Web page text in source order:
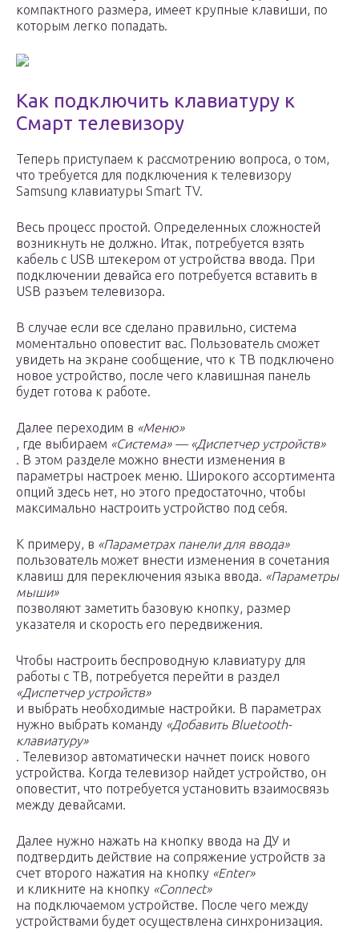
компактного размера, имеет крупные клавиши, по
которым легко попадать.
Как подключить клавиатуру к
Смарт телевизору
Теперь приступаем к рассмотрению вопроса, о том,
что требуется для подключения к телевизору
Samsung клавиатуры Smart TV.
Весь процесс простой. Определенных сложностей
возникнуть не должно. Итак, потребуется взять
кабель с USB штекером от устройства ввода. При
подключении девайса его потребуется вставить в
USB разъем телевизора.
В случае если все сделано правильно, система
моментально оповестит вас. Пользователь сможет
увидеть на экране сообщение, что к ТВ подключено
новое устройство, после чего клавишная панель
будет готова к работе.
Далее переходим в «Меню»
, где выбираем «Система» — «Диспетчер устройств»
. В этом разделе можно внести изменения в
параметры настроек меню. Широкого ассортимента
опций здесь нет, но этого предостаточно, чтобы
максимально настроить устройство под себя.
К примеру, в «Параметрах панели для ввода»
пользователь может внести изменения в сочетания
клавиш для переключения языка ввода. «Параметры
мыши»
позволяют заметить базовую кнопку, размер
указателя и скорость его передвижения.
Чтобы настроить беспроводную клавиатуру для
работы с ТВ, потребуется перейти в раздел
«Диспетчер устройств»
и выбрать необходимые настройки. В параметрах
нужно выбрать команду «Добавить Bluetooth-
клавиатуру»
. Телевизор автоматически начнет поиск нового
устройства. Когда телевизор найдет устройство, он
оповестит, что потребуется установить взаимосвязь
между девайсами.
Далее нужно нажать на кнопку ввода на ДУ и
подтвердить действие на сопряжение устройств за
счет второго нажатия на кнопку «Enter»
и кликните на кнопку «Connect»
на подключаемом устройстве. После чего между
устройствами будет осуществлена синхронизация.